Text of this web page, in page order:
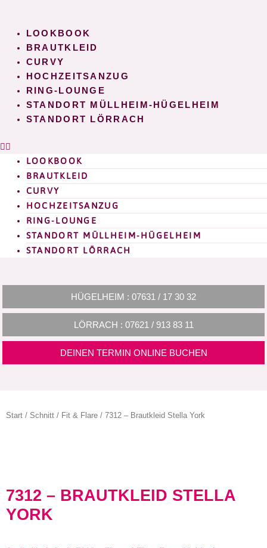
springenLOOKBOOK
BRAUTKLEID
CURVY
HOCHZEITSANZUG
RING-LOUNGE
STANDORT MÜLLHEIM-HÜGELHEIM
STANDORT LÖRRACH
LOOKBOOK
BRAUTKLEID
CURVY
HOCHZEITSANZUG
RING-LOUNGE
STANDORT MÜLLHEIM-HÜGELHEIM
STANDORT LÖRRACH
HÜGELHEIM : 07631 / 17 30 32
LÖRRACH : 07621 / 913 83 11
DEINEN TERMIN ONLINE BUCHEN
Start / Schnitt / Fit & Flare / 7312 – Brautkleid Stella York
7312 – BRAUTKLEID STELLA
YORK